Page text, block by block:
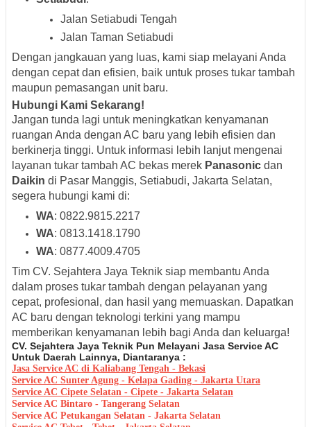
Jalan Setiabudi Tengah
Jalan Taman Setiabudi
Dengan jangkauan yang luas, kami siap melayani Anda
dengan cepat dan efisien, baik untuk proses tukar tambah
maupun pemasangan unit baru.
Hubungi Kami Sekarang!
Jangan tunda lagi untuk meningkatkan kenyamanan
ruangan Anda dengan AC baru yang lebih efisien dan
berkinerja tinggi. Untuk informasi lebih lanjut mengenai
layanan tukar tambah AC bekas merek Panasonic dan
Daikin di Pasar Manggis, Setiabudi, Jakarta Selatan,
segera hubungi kami di:
WA: 0822.9815.2217
WA: 0813.1418.1790
WA: 0877.4009.4705
Tim CV. Sejahtera Jaya Teknik siap membantu Anda
dalam proses tukar tambah dengan pelayanan yang
cepat, profesional, dan hasil yang memuaskan. Dapatkan
AC baru dengan teknologi terkini yang mampu
memberikan kenyamanan lebih bagi Anda dan keluarga!
CV. Sejahtera Jaya Teknik Pun Melayani Jasa Service AC
Untuk Daerah Lainnya, Diantaranya :
Jasa Service AC di Kaliabang Tengah - Bekasi
Service AC Sunter Agung - Kelapa Gading - Jakarta Utara
Service AC Cipete Selatan - Cipete - Jakarta Selatan
Service AC Bintaro - Tangerang Selatan
Service AC Petukangan Selatan - Jakarta Selatan